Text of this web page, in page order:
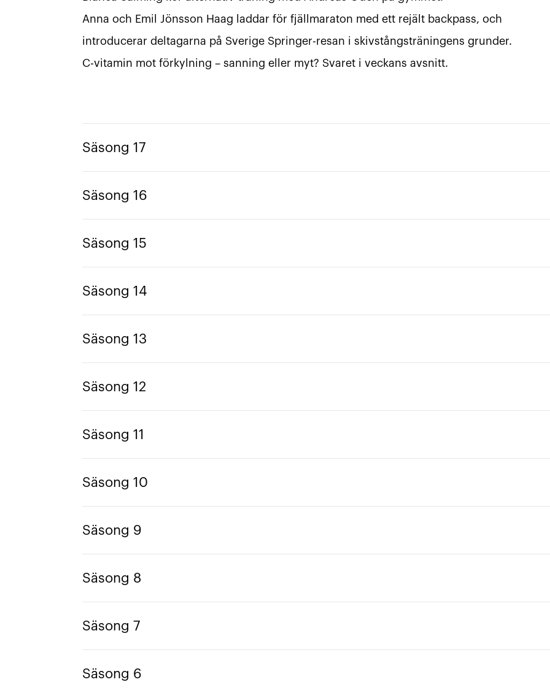
Anna och Emil Jönsson Haag laddar för fjällmaraton med ett rejält backpass, och
introducerar deltagarna på Sverige Springer-resan i skivstångsträningens grunder.
C-vitamin mot förkylning – sanning eller myt? Svaret i veckans avsnitt.
Säsong 17
Säsong 16
Säsong 15
Säsong 14
Säsong 13
Säsong 12
Säsong 11
Säsong 10
Säsong 9
Säsong 8
Säsong 7
Säsong 6